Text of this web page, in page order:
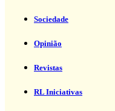
Sociedade
Opinião
Revistas
RL Iniciativas